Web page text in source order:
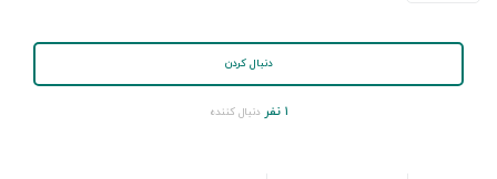
دنبال کردن
۱ نفر دنبال کننده